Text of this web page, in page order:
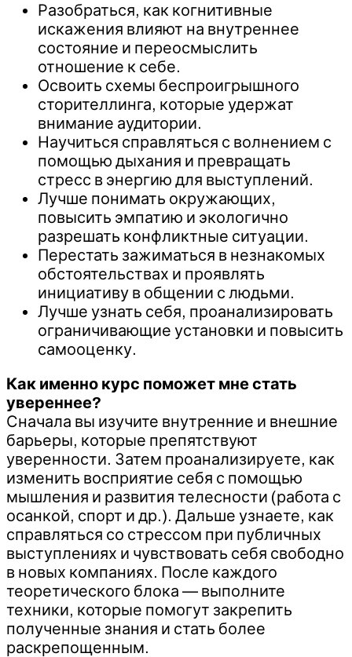
Разобраться, как когнитивные
искажения влияют на внутреннее
состояние и переосмыслить
отношение к себе.
Освоить схемы беспроигрышного
сторителлинга, которые удержат
внимание аудитории.
Научиться справляться с волнением с
помощью дыхания и превращать
стресс в энергию для выступлений.
Лучше понимать окружающих,
повысить эмпатию и экологично
разрешать конфликтные ситуации.
Перестать зажиматься в незнакомых
обстоятельствах и проявлять
инициативу в общении с людьми.
Лучше узнать себя, проанализировать
ограничивающие установки и повысить
самооценку.
Как именно курс поможет мне стать
увереннее?
Сначала вы изучите внутренние и внешние
барьеры, которые препятствуют
уверенности. Затем проанализируете, как
изменить восприятие себя с помощью
мышления и развития телесности (работа с
осанкой, спорт и др.). Дальше узнаете, как
справляться со стрессом при публичных
выступлениях и чувствовать себя свободно
в новых компаниях. После каждого
теоретического блока — выполните
техники, которые помогут закрепить
полученные знания и стать более
раскрепощенным.